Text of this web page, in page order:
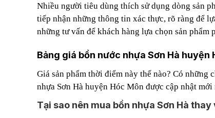
Nhiều người tiêu dùng thích sử dụng dòng sản
tiếp nhận những thông tin xác thực, rõ ràng để
những tư vấn để khách hàng lựa chọn sản
Bảng giá bồn nước nhựa Sơn Hà huyện
Giá sản phẩm thời điểm này thế nào? Có
nhựa Sơn Hà huyện Hóc Môn được cập nhật mới
Tại sao nên mua bồn nhựa Sơn Hà